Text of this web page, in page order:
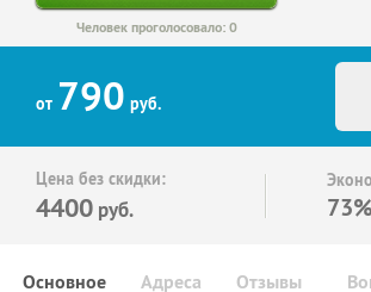
Человек проголосовало: 0
от 790 руб.
Цена без скидки:
4400 руб. 73%
Основное Отзывы
Адреса